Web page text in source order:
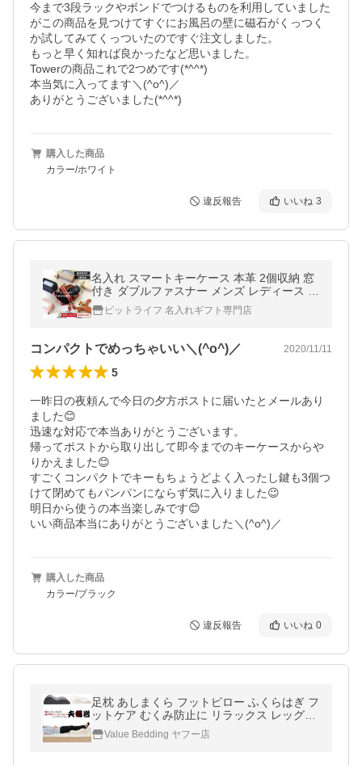
今まで3段ラックやボンドでつけるものを利用していました
がこの商品を見つけてすぐにお風呂の壁に磁石がくっつく
か試してみてくっついたのですぐ注文しました。
もっと早く知れば良かったなど思いました。
Towerの商品これで2つめです(*^^*)
本当気に入ってます＼(^o^)／
購入した商品
カラー/ホワイト
違反報告 いいね 3
名入れ スマートキーケース 本革 2個収納 窓
付き ダブルファスナー メンズ レディース ギ
フトピットライフ 名入れギフト専門店
コンパクトでめっちゃいい＼(^o^)／ 2020/11/11
5
一昨日の夜頼んで今日の夕方ポストに届いたとメールあり
ました😊
迅速な対応で本当ありがとうございます。
帰ってポストから取り出して即今までのキーケースからや
りかえました😊
すごくコンパクトでキーもちょうどよく入ったし鍵も3個つ
けて閉めてもパンパンにならず気に入りました😉
明日から使うの本当楽しみです😊
いい商品本当にありがとうございました＼(^o^)／
購入した商品
カラー/ブラック
違反報告 いいね 0
足枕 あしまくら フットピロー ふくらはぎ フ
ットケア むくみ防止に リラックス レッグク
ッション 夫婦岩 ギフト プレゼント
Value Bedding ヤフー店